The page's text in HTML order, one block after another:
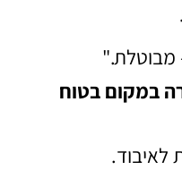
מבוטלת."
במקום בטוח
לאיבוד.